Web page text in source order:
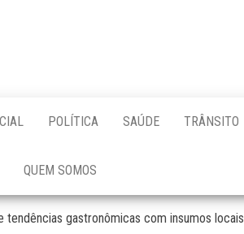
POLÍTICA SAÚDE TRÂNSITO
QUEM SOMOS
gastronômicas com insumos locais